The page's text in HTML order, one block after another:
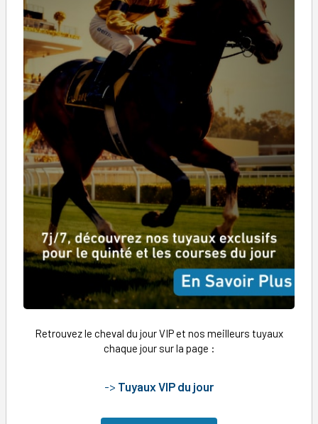
Retrouvez le cheval du jour VIP et nos meilleurs tuyaux
chaque jour sur la page :
-> Tuyaux VIP du jour